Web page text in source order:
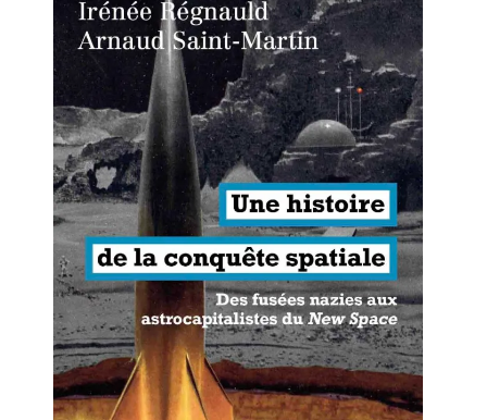
Commentaire sur la polémique
des perroquets
Les syndicats, (tout) contre l’IA
En Seine-et-Marne, le projet de
Campus IA doit sortir des
champs : « On impose et copie
le gigantisme états-unien »
Addendum sur les machines à
laver, et l’intelligence artificielle
La vaste blague du macronisme
crypto-spatial